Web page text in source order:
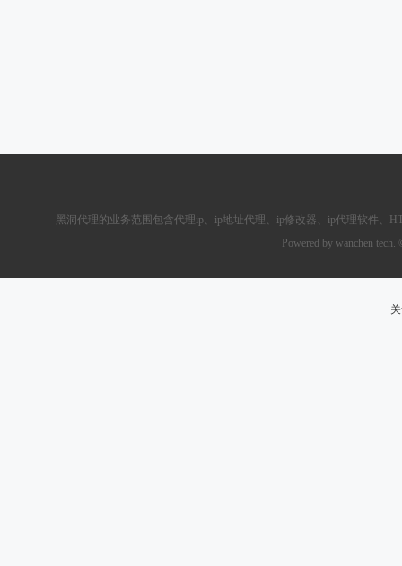
黑洞代理的业务范围包含代理ip 、ip地址代理、ip修改器、 ip代理软件
Powered by wanchen